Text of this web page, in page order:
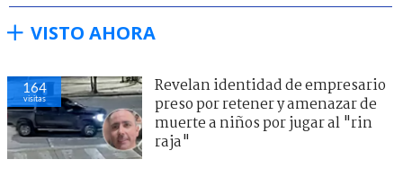
VISTO AHORA
164
visitas
Revelan identidad de empresario
preso por retener y amenazar de
muerte a niños por jugar al "rin
raja"